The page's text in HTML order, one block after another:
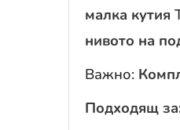
малка кутия
нивото на
Важно:
Подходящ